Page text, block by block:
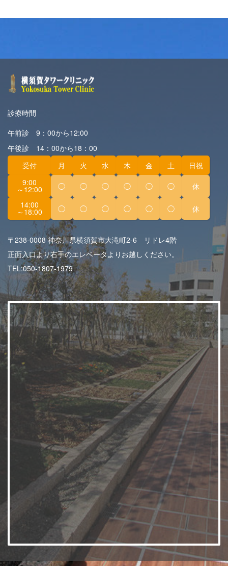
診療時間
午前診 9：00から12:00
午後診 14：00から18：00
受付
月 火 水 木 金 土
日祝
9:00
～12:00 ◯ ◯ ◯ ◯ ◯ ◯
休
14:00
～18:00 ◯ ◯ ◯ ◯ ◯ ◯ 休
〒238-0008 神奈川県横須賀市大滝町2-6 リドレ4階
正面入口より右手のエレベータよりお越しください。
TEL:050-1807-1979